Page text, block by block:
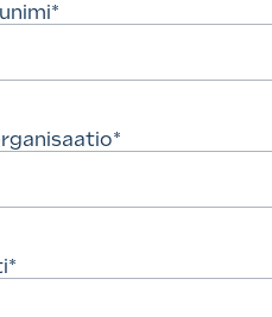
Ota yhteyttä
*
*
*